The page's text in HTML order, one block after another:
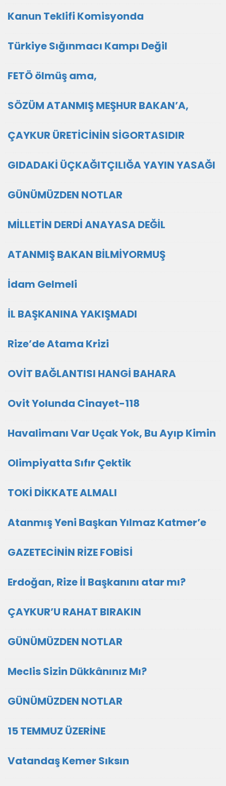
Kanun Teklifi Komisyonda
Türkiye Sığınmacı Kampı Değil
FETÖ ölmüş ama,
SÖZÜM ATANMIŞ MEŞHUR BAKAN’A,
ÇAYKUR ÜRETİCİNİN SİGORTASIDIR
GIDADAKİ ÜÇKAĞITÇILIĞA YAYIN YASAĞI
GÜNÜMÜZDEN NOTLAR
MİLLETİN DERDİ ANAYASA DEĞİL
ATANMIŞ BAKAN BİLMİYORMUŞ
İdam Gelmeli
İL BAŞKANINA YAKIŞMADI
Rize’de Atama Krizi
OVİT BAĞLANTISI HANGİ BAHARA
Ovit Yolunda Cinayet-118
Havalimanı Var Uçak Yok, Bu Ayıp Kimin
Olimpiyatta Sıfır Çektik
TOKİ DİKKATE ALMALI
Atanmış Yeni Başkan Yılmaz Katmer’e
GAZETECİNİN RİZE FOBİSİ
Erdoğan, Rize İl Başkanını atar mı?
ÇAYKUR’U RAHAT BIRAKIN
GÜNÜMÜZDEN NOTLAR
Meclis Sizin Dükkânınız Mı?
GÜNÜMÜZDEN NOTLAR
15 TEMMUZ ÜZERİNE
Vatandaş Kemer Sıksın